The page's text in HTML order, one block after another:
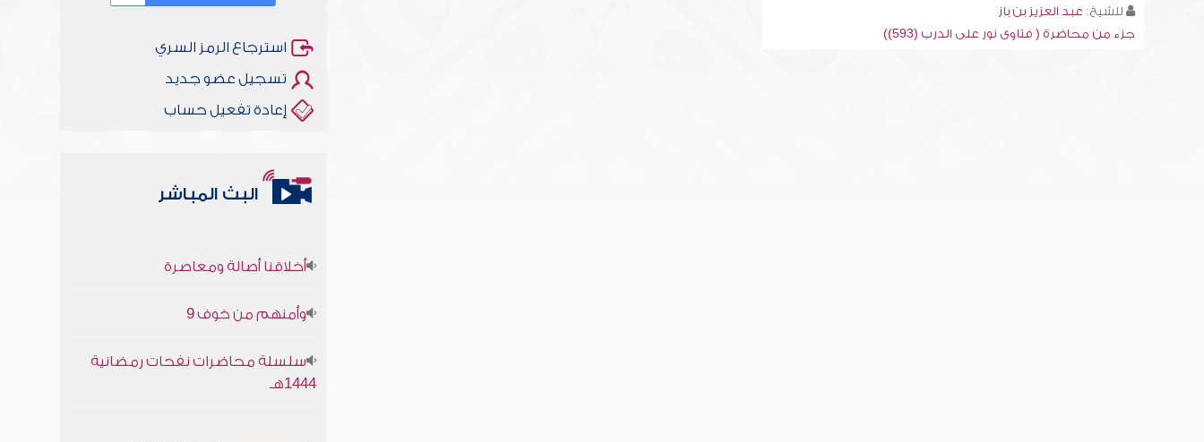
للشيخ: عبد العزيز بن باز
جزء من محاضرة ( فتاوى نور على الدرب (593))
استرجاع الرمز السري
تسجيل عضو جديد
إعادة تفعيل حساب
البث المباشر
1444هـ